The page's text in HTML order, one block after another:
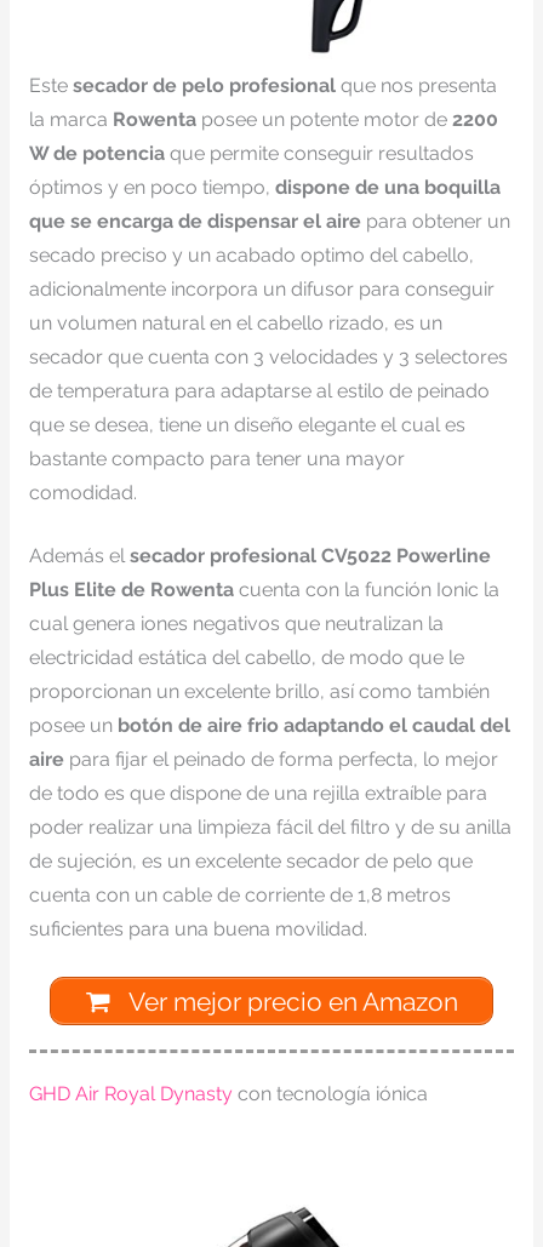
Este secador de pelo profesionalque nos presenta
la marca Rowentaposee un potente motor de 2200
W de potenciaque permite conseguir resultados
óptimos y en poco tiempo, dispone de una boquilla
que se encarga de dispensar el airepara obtener un
secado preciso y un acabado optimo del cabello,
adicionalmente incorpora un difusor para conseguir
un volumen natural en el cabello rizado, es un
secador que cuenta con 3 velocidades y 3 selectores
de temperatura para adaptarse al estilo de peinado
que se desea, tiene un diseño elegante el cual es
bastante compacto para tener una mayor
comodidad.
Además elsecador profesional CV5022 Powerline
Plus Elite de Rowentacuenta con la función Ionic la
cual genera iones negativos que neutralizan la
electricidad estática del cabello, de modo que le
proporcionan un excelente brillo, así como también
posee un botón de aire frio adaptando el caudal del
airepara fijar el peinado de forma perfecta, lo mejor
de todo es que dispone de una rejilla extraíble para
poder realizar una limpieza fácil del filtro y de su anilla
de sujeción, es un excelente secador de pelo que
cuenta con un cable de corriente de 1,8 metros
suficientes para una buena movilidad.
Ver mejor precio en Amazon
GHD Air Royal Dynasty con tecnología iónica